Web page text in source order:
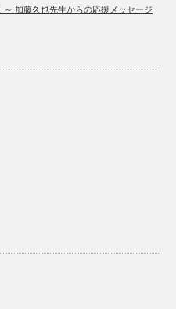
加藤久也先生からの応援メッセージ